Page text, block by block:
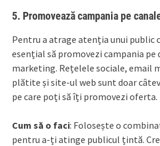
5. Promovează campania pe
Pentru a atrage atenția unui public
esențial să promovezi campania pe
marketing. Rețelele sociale, email
plătite și site-ul web sunt doar
pe care poți să îți promovezi oferta.
Cum să o faci: Folosește o
pentru a-ți atinge publicul țintă.